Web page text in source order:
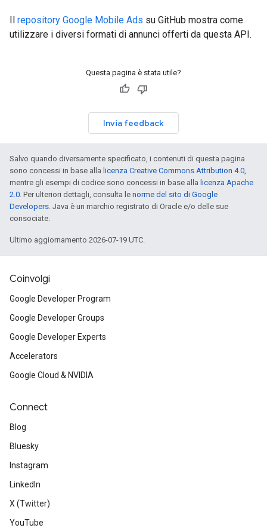
Il repository Google Mobile Ads su GitHub mostra come
utilizzare i diversi formati di annunci offerti da questa API.
Questa pagina è stata utile?
Invia feedback
Salvo quando diversamente specificato, i contenuti di questa pagina
sono concessi in base alla licenza Creative Commons Attribution 4.0,
mentre gli esempi di codice sono concessi in base alla licenza Apache
2.0. Per ulteriori dettagli, consulta le norme del sito di Google
Developers. Java è un marchio registrato di Oracle e/o delle sue
consociate.
Ultimo aggiornamento 2026-07-19 UTC.
Coinvolgi
Google Developer Program
Google Developer Groups
Google Developer Experts
Accelerators
Google Cloud & NVIDIA
Connect
Blog
Bluesky
Instagram
LinkedIn
X (Twitter)
YouTube